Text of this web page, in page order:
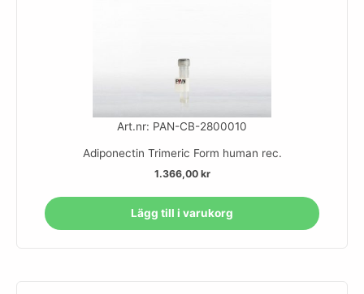
Art.nr: PAN-CB-2800010
Adiponectin Trimeric Form human rec.
1.366,00 kr
Lägg till i varukorg